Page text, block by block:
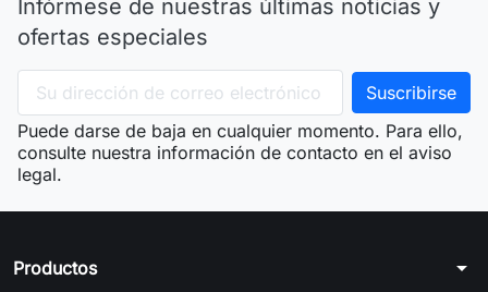
Infórmese de nuestras últimas noticias y
ofertas especiales
Puede darse de baja en cualquier momento. Para ello,
consulte nuestra información de contacto en el aviso
legal.
Productos arrow_drop_down